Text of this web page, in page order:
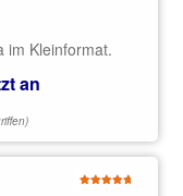
im Kleinformat.
an